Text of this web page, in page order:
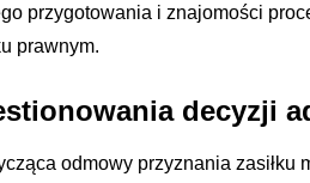
przygotowania i znajomości
prawnym.
decyzji
odmowy przyznania zasiłku